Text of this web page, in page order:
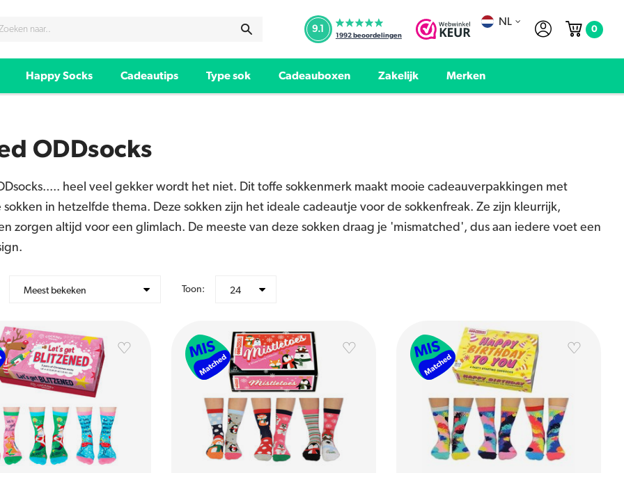
9.1
1992beoordelingen
NL
0
Happy Socks Cadeautips Type sok Cadeauboxen Zakelijk Merken
ODDsocks
heel veel gekker wordt het niet. Dit toffe sokkenmerk maakt mooie cadeauverpakkingen met
sokken in hetzelfde thema. Deze sokken zijn het ideale cadeautje voor de sokkenfreak. Ze zijn kleurrijk,
zorgen altijd voor een glimlach. De meeste van deze sokken draag je 'mismatched', dus aan iedere voet een
Meest bekeken Toon: 24